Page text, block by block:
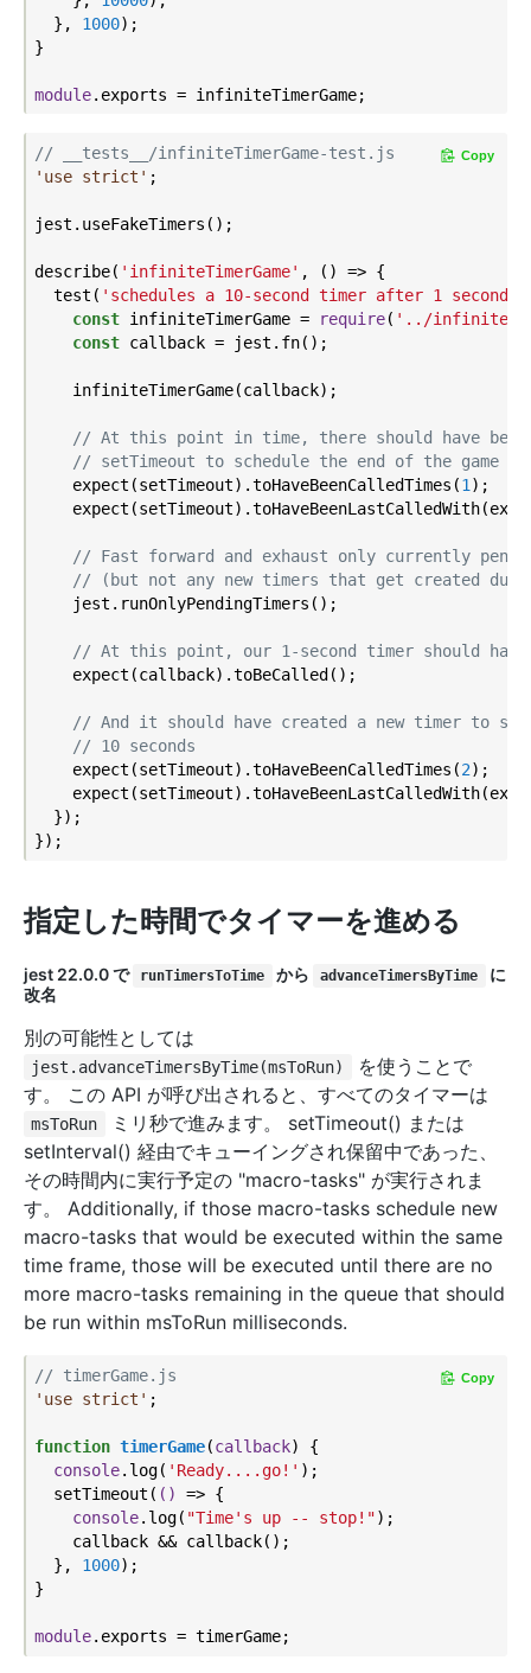
  },
1000);
}
module
// __tests__/infiniteTimerGame-test.js
'use strict' ;
jest.useFakeTimers();
describe( 'infiniteTimerGame' , () => {
  test(
'schedules a 10-second timer after 1 second'
const infiniteTimerGame = require( '../
const callback = jest.fn();
    infiniteTimerGame(callback);
// At this point in time, there should have
// setTimeout to schedule the end of the game in
    expect(setTimeout).toHaveBeenCalledTimes(
1 );
// Fast forward and exhaust only currently
// (but not any new timers that get created
    jest.runOnlyPendingTimers();
// At this point, our 1-second timer should
    expect(callback).toBeCalled();
// And it should have created a new timer to
// 10 seconds
    expect(setTimeout).toHaveBeenCalledTimes(
2);
  });
Copy
指定した時間でタイマーを進める
jest 22.0.0で runTimersToTime から advanceTimersByTime
に
改名
別の可能性としては
jest.advanceTimersByTime(msToRun)
を使うことで
す。 この API が呼び出されると、すべてのタイマーは
msToRun
ミリ秒で進みます。 setTimeout() または
setInterval() 経由でキューイングされ保留中であった、
その時間内に実行予定の "macro-tasks" が実行されま
す。 Additionally, if those macro-tasks schedule new
macro-tasks that would be executed within the same
time frame, those will be executed until there are no
more macro-tasks remaining in the queue that should
be run within msToRun milliseconds.
// timerGame.js
'use strict' ;
function timerGame(callback) {
console.log( 'Ready....go!' );
  setTimeout(
() => {
console.log( "Time's up -- stop!");
    callback && callback();
  },
1000);
}
module
Copy